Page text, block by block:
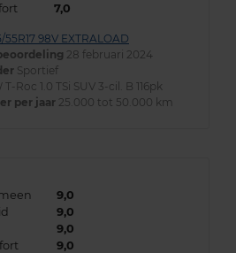
7,0
55R17 98V EXTRALOAD
28 februari 2024
Sportief
T-Roc 1.0 TSi SUV 3-cil. B 116pk
per jaar 25.000 tot 50.000 km
9,0
9,0
9,0
9,0